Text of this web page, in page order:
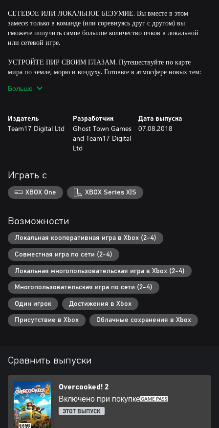
СЕТЕВОЕ ИЛИ ЛОКАЛЬНОЕ БЕЗУМИЕ. Вы вместе в этом
замесе: только в команде (или соревнуясь друг с другом) вы
сможете получить самое большое количество очков в локальной
или сетевой игре.
УСТРОЙТЕ ПИР СВОИМ ГЛАЗАМ. Путешествуйте по карте
мира по земле, морю и воздуху. Готовьте в атмосфере новых тем:
другая планета!
новые блюда, которые понравятся любому гурману: суши, торты,
бургеры, пиццу.
НЕ КИПЯТИТЕСЬ! - Путешествуйте через телепортеры по
через динамические кухни, которые меняются и развиваются. Из
некоторых кухонь ваши повара даже смогут попасть в абсолютно
новые места.
Больше
Издатель
Team17 Digital Ltd
Разработчик
Ghost Town Games
and Team17 Digital
Ltd
Дата выпуска
07.08.2018
Играть с
XBOX One XBOX Series X|S
Возможности
Локальная кооперативная игра в Xbox (2-4)
Совместная игра по сети (2-4)
Локальная многопользовательская игра в Xbox (2-4)
Многопользовательская игра по сети (2-4)
Один игрок Достижения в Xbox
Присутствие в Xbox Облачные сохранения в Xbox
Сравнить выпуски
Overcooked! 2
Включено при покупке
ЭТОТ ВЫПУСК